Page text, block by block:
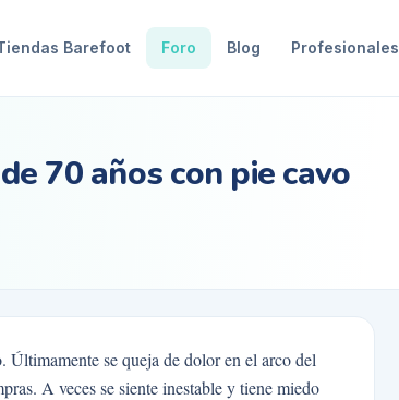
Barefoot Foro Blog Profesionales
70 años con pie cavo
Últimamente se queja de dolor en el arco del
A veces se siente inestable y tiene miedo